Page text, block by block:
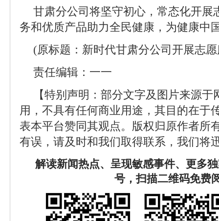
甘肃分公司将坚守初心，常态化开展
务和优质产品助力全民健康，为健康中
(原标题：新时代甘肃分公司开展志
责任编辑：一一
【特别声明：部分文字及图片来源
用，不具有任何商业用途，其目的在于
表本平台赞同其观点。版权归原作者所
有误，请及时和我们取得联系，我们将
解读新闻热点、呈现敏感事件、更多
号，扫描二维码免费